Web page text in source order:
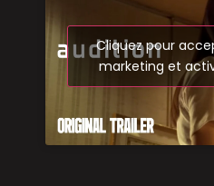
Cliquez pour
marketing et